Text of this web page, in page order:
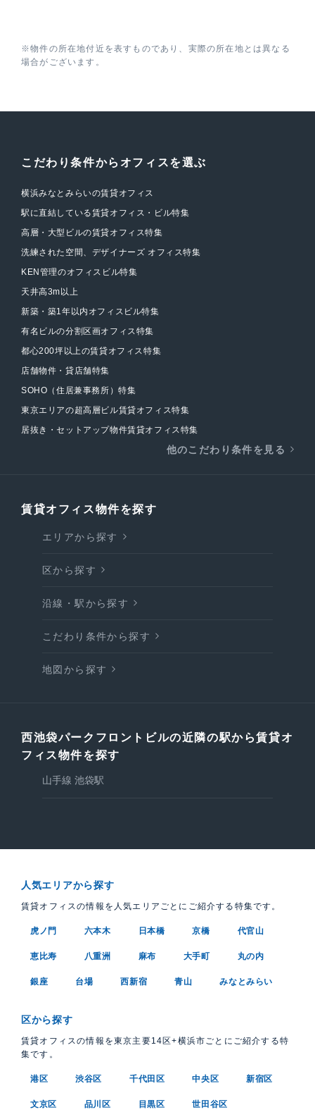
※物件の所在地付近を表すものであり、実際の所在地とは異なる
場合がございます。
こだわり条件からオフィスを選ぶ
横浜みなとみらいの賃貸オフィス
駅に直結している賃貸オフィス・ビル特集
高層・大型ビルの賃貸オフィス特集
洗練された空間、デザイナーズ オフィス特集
KEN管理のオフィスビル特集
天井高3m以上
新築・築1年以内オフィスビル特集
有名ビルの分割区画オフィス特集
都心200坪以上の賃貸オフィス特集
店舗物件・貸店舗特集
SOHO（住居兼事務所）特集
東京エリアの超高層ビル賃貸オフィス特集
居抜き・セットアップ物件賃貸オフィス特集
他のこだわり条件を見る
賃貸オフィス物件を探す
エリアから探す
区から探す
沿線・駅から探す
こだわり条件から探す
地図から探す
西池袋パークフロントビルの近隣の駅から賃貸オ
フィス物件を探す
山手線 池袋駅
人気エリアから探す
賃貸オフィスの情報を人気エリアごとにご紹介する特集です。
虎ノ門 六本木 日本橋 京橋 代官山
恵比寿 八重洲 麻布 大手町 丸の内
銀座 台場 西新宿 青山 みなとみらい
区から探す
賃貸オフィスの情報を東京主要14区+横浜市ごとにご紹介する特
集です。
港区 渋谷区 千代田区 中央区 新宿区
文京区 品川区 目黒区 世田谷区